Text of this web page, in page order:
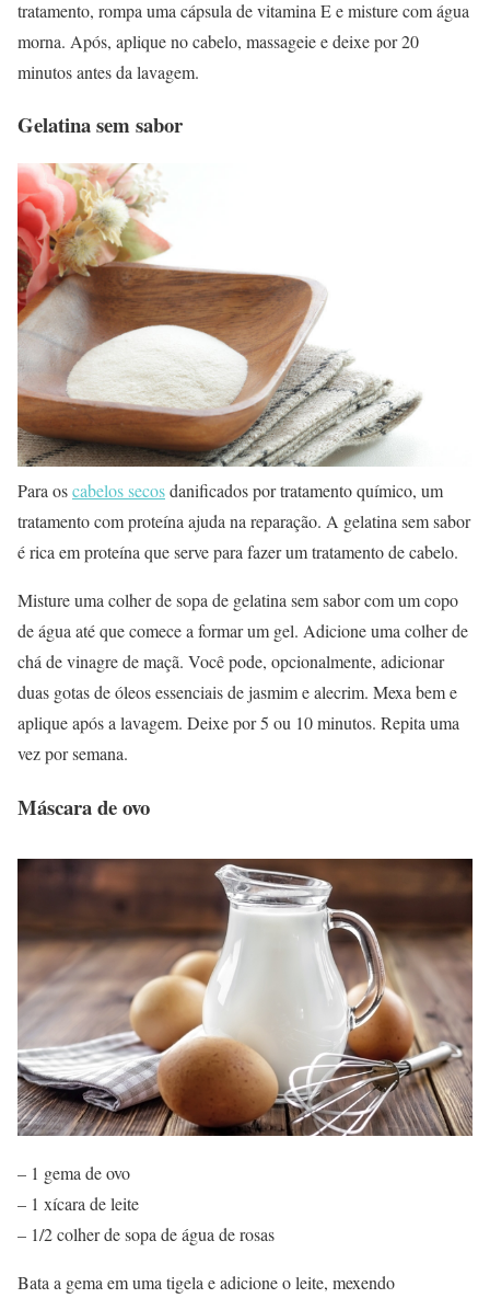
tratamento, rompa uma cápsula de vitamina E e misture com água
morna. Após, aplique no cabelo, massageie e deixe por 20
minutos antes da lavagem.
Gelatina sem sabor
Para oscabelos secosdanificados por tratamento químico, um
tratamento com proteína ajuda na reparação. A gelatina sem sabor
é rica em proteína que serve para fazer um tratamento de cabelo.
Misture uma colher de sopa de gelatina sem sabor com um copo
de água até que comece a formar um gel. Adicione uma colher de
chá de vinagre de maçã. Você pode, opcionalmente, adicionar
duas gotas de óleos essenciais de jasmim e alecrim. Mexa bem e
aplique após a lavagem. Deixe por 5 ou 10 minutos. Repita uma
vez por semana.
Máscara de ovo
– 1 gema de ovo
– 1 xícara de leite
– 1/2 colher de sopa de água de rosas
Bata a gema em uma tigela e adicione o leite, mexendo